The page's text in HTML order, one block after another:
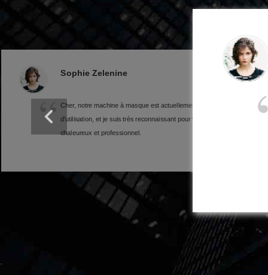
Queenie Lee
Salut Niki, j'ai reçu et utilisé la machine d'emballage de
lingettes depuis un mois.Vous êtes un fabricant
professionnel de lingettes.Cette coopération est très